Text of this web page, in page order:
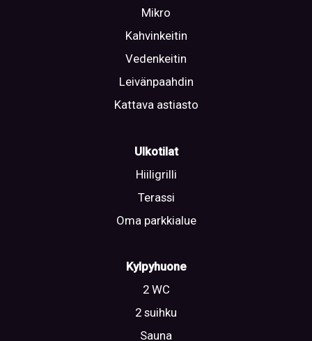
Mikro
Kahvinkeitin
Vedenkeitin
Leivänpaahdin
Kattava astiasto
Ulkotilat
Hiiligrilli
Terassi
Oma parkkialue
Kylpyhuone
2 WC
2 suihku
Sauna